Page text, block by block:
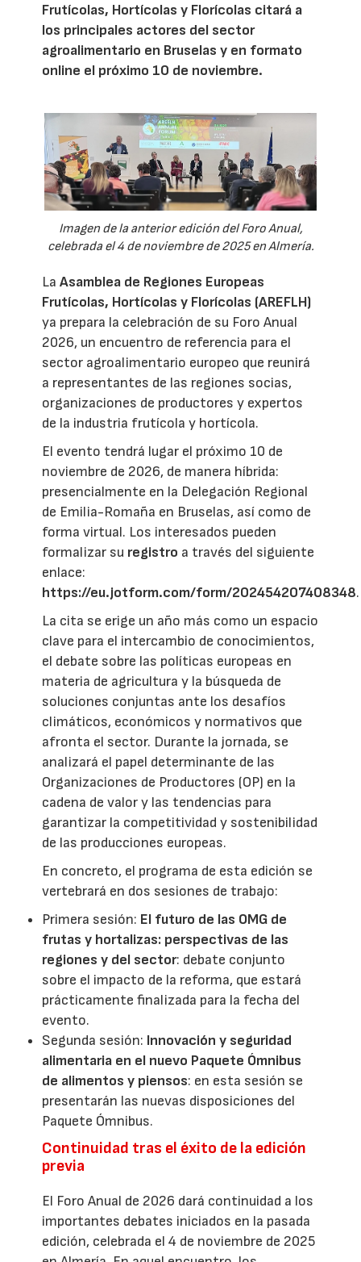
Frutícolas, Hortícolas y Florícolas citará a
los principales actores del sector
agroalimentario en Bruselas y en formato
online el próximo 10 de noviembre.
Imagen de la anterior edición del Foro Anual,
celebrada el 4 de noviembre de 2025 en Almería.
LaAsamblea de Regiones Europeas
Frutícolas, Hortícolas y Florícolas (AREFLH)
ya prepara la celebración de su Foro Anual
2026, un encuentro de referencia para el
sector agroalimentario europeo que reunirá
a representantes de las regiones socias,
organizaciones de productores y expertos
de la industria frutícola y hortícola.
El evento tendrá lugar el próximo 10 de
noviembre de 2026, de manera híbrida:
presencialmente en la Delegación Regional
de Emilia-Romaña en Bruselas, así como de
forma virtual. Los interesados pueden
formalizar su registro a través del siguiente
enlace:
https://eu.jotform.com/form/202454207408348.
La cita se erige un año más como un espacio
clave para el intercambio de conocimientos,
el debate sobre las políticas europeas en
materia de agricultura y la búsqueda de
soluciones conjuntas ante los desafíos
climáticos, económicos y normativos que
afronta el sector. Durante la jornada, se
analizará el papel determinante de las
Organizaciones de Productores (OP) en la
cadena de valor y las tendencias para
garantizar la competitividad y sostenibilidad
de las producciones europeas.
En concreto, el programa de esta edición se
vertebrará en dos sesiones de trabajo:
Primera sesión: El futuro de las OMG de
frutas y hortalizas: perspectivas de las
regiones y del sector: debate conjunto
sobre el impacto de la reforma, que estará
prácticamente finalizada para la fecha del
evento.
Segunda sesión: Innovación y seguridad
alimentaria en el nuevo Paquete Ómnibus
de alimentos y piensos: en esta sesión se
presentarán las nuevas disposiciones del
Paquete Ómnibus.
Continuidad tras el éxito de la edición
previa
El Foro Anual de 2026 dará continuidad a los
importantes debates iniciados en la pasada
edición, celebrada el 4 de noviembre de 2025